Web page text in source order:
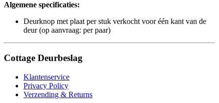
Algemene specificaties:
Deurknop met plaat per stuk verkocht voor één kant van de
deur (op aanvraag: per paar)
Cottage Deurbeslag
Klantenservice
Privacy Policy
Verzending & Returns